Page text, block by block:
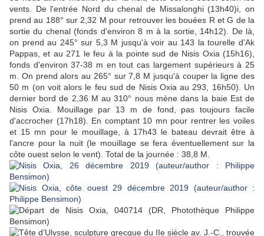
vents. De l'entrée Nord du chenal de Missalonghi (13h40)i, on
prend au 188° sur 2,32 M pour retrouver les bouées R et G de la
sortie du chenal (fonds d'environ 8 m à la sortie, 14h12). De là,
on prend au 245° sur 5,3 M jusqu'à voir au 143 la tourelle d'Ak
Pappas, et au 271 le feu à la pointe sud de Nisis Oxia (15h16),
fonds d'environ 37-38 m en tout cas largement supérieurs à 25
m. On prend alors au 265° sur 7,8 M jusqu'à couper la ligne des
50 m (on voit alors le feu sud de Nisis Oxia au 293, 16h50). Un
dernier bord de 2,36 M au 310° nous mène dans la baie Est de
Nisis Oxia. Mouillage par 13 m de fond, pas toujours facile
d'accrocher (17h18). En comptant 10 mn pour rentrer les voiles
et 15 mn pour le mouillage, à 17h43 le bateau devrait être à
l'ancre pour la nuit (le mouillage se fera éventuellement sur la
côte ouest selon le vent). Total de la journée : 38,8 M.